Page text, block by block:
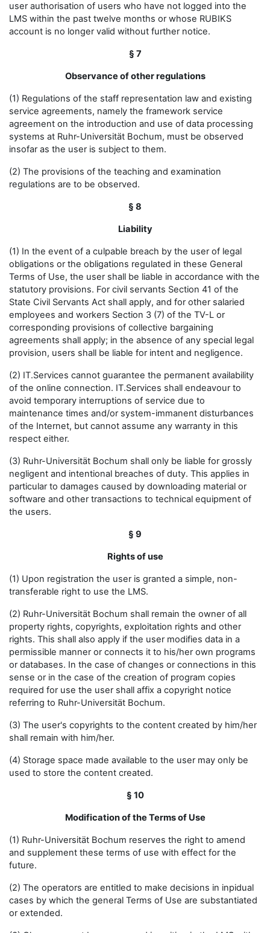
user authorisation of users who have not logged into the
LMS within the past twelve months or whose RUBIKS
account is no longer valid without further notice.
§ 7
Observance of other regulations
(1) Regulations of the staff representation law and existing
service agreements, namely the framework service
agreement on the introduction and use of data processing
systems at Ruhr-Universität Bochum, must be observed
insofar as the user is subject to them.
(2) The provisions of the teaching and examination
regulations are to be observed.
§ 8
Liability
(1) In the event of a culpable breach by the user of legal
obligations or the obligations regulated in these General
Terms of Use, the user shall be liable in accordance with the
statutory provisions. For civil servants Section 41 of the
State Civil Servants Act shall apply, and for other salaried
employees and workers Section 3 (7) of the TV-L or
corresponding provisions of collective bargaining
agreements shall apply; in the absence of any special legal
provision, users shall be liable for intent and negligence.
(2) IT.Services cannot guarantee the permanent availability
of the online connection. IT.Services shall endeavour to
avoid temporary interruptions of service due to
maintenance times and/or system-immanent disturbances
of the Internet, but cannot assume any warranty in this
respect either.
(3) Ruhr-Universität Bochum shall only be liable for grossly
negligent and intentional breaches of duty. This applies in
particular to damages caused by downloading material or
software and other transactions to technical equipment of
the users.
§ 9
Rights of use
(1) Upon registration the user is granted a simple, non-
transferable right to use the LMS.
(2) Ruhr-Universität Bochum shall remain the owner of all
property rights, copyrights, exploitation rights and other
rights. This shall also apply if the user modifies data in a
permissible manner or connects it to his/her own programs
or databases. In the case of changes or connections in this
sense or in the case of the creation of program copies
required for use the user shall affix a copyright notice
referring to Ruhr-Universität Bochum.
(3) The user's copyrights to the content created by him/her
shall remain with him/her.
(4) Storage space made available to the user may only be
used to store the content created.
§ 10
Modification of the Terms of Use
(1) Ruhr-Universität Bochum reserves the right to amend
and supplement these terms of use with effect for the
future.
(2) The operators are entitled to make decisions in inpidual
cases by which the general Terms of Use are substantiated
or extended.